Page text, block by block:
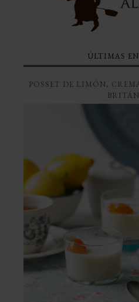
ÚLTIMAS
POSSET DE LIMÓN,